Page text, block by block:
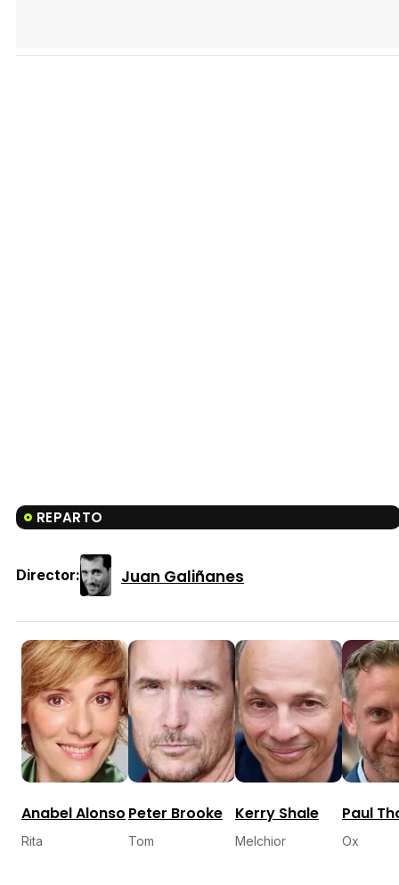
REPARTO
Director: Juan Galiñanes
Anabel Alonso
Rita
Peter Brooke
Tom
Kerry Shale
Melchior
Paul
Ox